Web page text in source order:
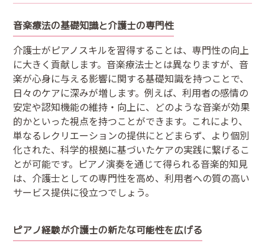
音楽療法の基礎知識と介護士の専門性
介護士がピアノスキルを習得することは、専門性の向上
に大きく貢献します。音楽療法士とは異なりますが、音
楽が心身に与える影響に関する基礎知識を持つことで、
日々のケアに深みが増します。例えば、利用者の感情の
安定や認知機能の維持・向上に、どのような音楽が効果
的かといった視点を持つことができます。これにより、
単なるレクリエーションの提供にとどまらず、より個別
化された、科学的根拠に基づいたケアの実践に繋げるこ
とが可能です。ピアノ演奏を通じて得られる音楽的知見
は、介護士としての専門性を高め、利用者への質の高い
サービス提供に役立つでしょう。
ピアノ経験が介護士の新たな可能性を広げる